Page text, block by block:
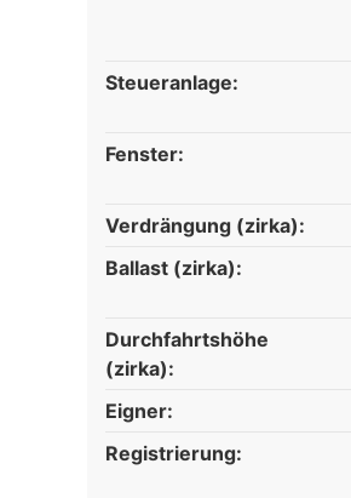
Steueranlage:
Fenster:
Verdrängung (zirka):
Ballast (zirka):
Durchfahrtshöhe
(zirka):
Eigner:
Registrierung: